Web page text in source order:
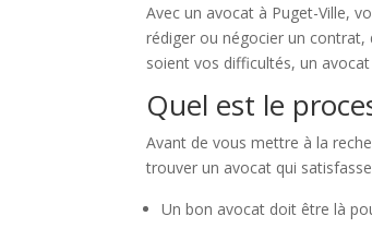
Avec un avocat à Puget-Ville,
rédiger ou négocier un contrat,
soient vos difficultés, un
Quel est le
Avant de vous mettre à la
trouver un avocat qui
Un bon avocat doit être là